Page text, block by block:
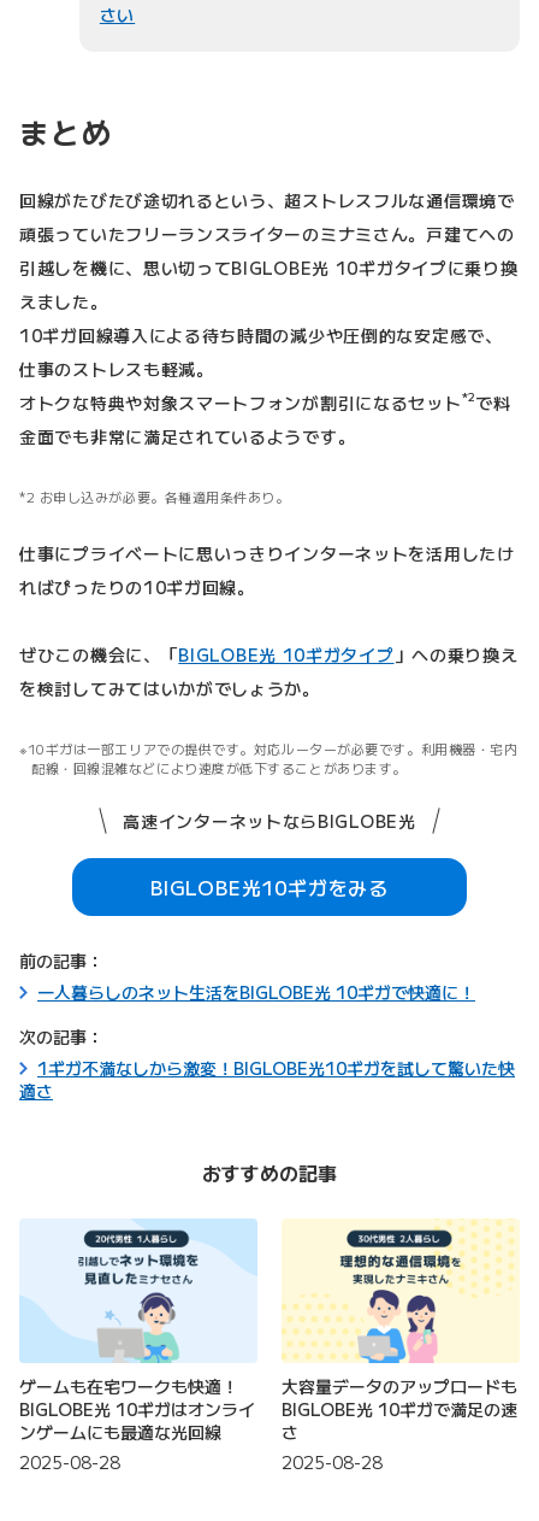
さい
まとめ
回線がたびたび途切れるという、超ストレスフルな通信環境で
頑張っていたフリーランスライターのミナミさん。戸建てへの
引越しを機に、思い切ってBIGLOBE光 10ギガタイプに乗り換
えました。
10ギガ回線導入による待ち時間の減少や圧倒的な安定感で、
仕事のストレスも軽減。
オトクな特典や対象スマートフォンが割引になるセット*2で料
金面でも非常に満足されているようです。
2 お申し込みが必要。各種適用条件あり。
仕事にプライベートに思いっきりインターネットを活用したけ
ればぴったりの10ギガ回線。
ぜひこの機会に、「BIGLOBE光 10ギガタイプ 」への乗り換え
を検討してみてはいかがでしょうか。
10ギガは一部エリアでの提供です。対応ルーターが必要です。利用機器・宅内
配線・回線混雑などにより速度が低下することがあります。
高速インターネットならBIGLOBE光
BIGLOBE光10ギガをみる
前の記事：
一人暮らしのネット生活をBIGLOBE光 10ギガで快適に！
次の記事：
1ギガ不満なしから激変！BIGLOBE光10ギガを試して驚いた快
適さ
おすすめの記事
ゲームも在宅ワークも快適！
BIGLOBE光 10ギガはオンライ
ンゲームにも最適な光回線
2025-08-28
大容量データのアップロードも
BIGLOBE光 10ギガで満足の速
さ
2025-08-28